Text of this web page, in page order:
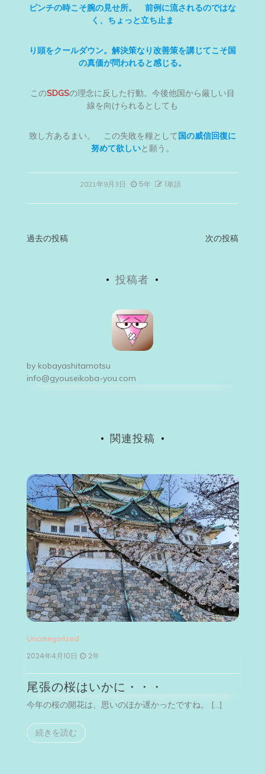
ピンチの時こそ腕の見せ所。 前例に流されるのではな
く、 ちょっと立ち止ま
り頭をクールダウン。解決策なり改善策を講じてこそ国
の真価が問われると感じる。
このSDGSの理念に反した行動。今後他国から厳しい目
線を向けられるとしても
致し方あるまい。 この失敗を糧として国の威信回復に
努めて欲しいと願う。
2021年9月3日 5年 1単語
投
ー
シ
過去の投稿 次の投稿
投稿者
by kobayashitamotsu
info@gyouseikoba-you.com
関連投稿
Uncategorized
2024年4月10日 2年
尾張の桜はいかに・・・
今年の桜の開花は、思いのほか遅かったですね。 […]
続きを読む